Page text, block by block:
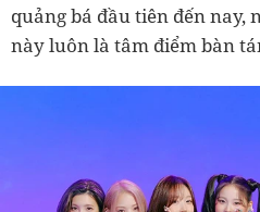
quảng bá đầu tiên đến nay,
này luôn là tâm điểm bàn